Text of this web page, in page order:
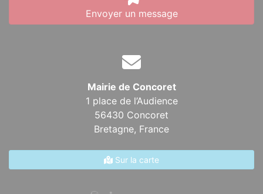
Envoyer un message
Mairie de Concoret
1 place de l’Audience
56430 Concoret
Bretagne, France
Sur la carte